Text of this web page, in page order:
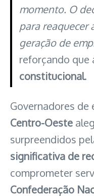
momento. O
para reaquecer
geração de
reforçando que
constitucional.
Governadores de
Centro-Oeste
surpreendidos
significativa de
comprometer
Confederação